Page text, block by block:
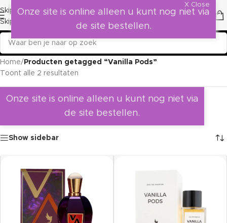
Skip to navigation
Skip to main content
Home/ Producten getagged “Vanilla Pods”
Toont alle 2 resultaten
Onze site is online alleen u kunt nog niet via
de site bestellen.
Show sidebar
X Close
Onze site is online alleen u kunt nog niet via
de site bestellen.